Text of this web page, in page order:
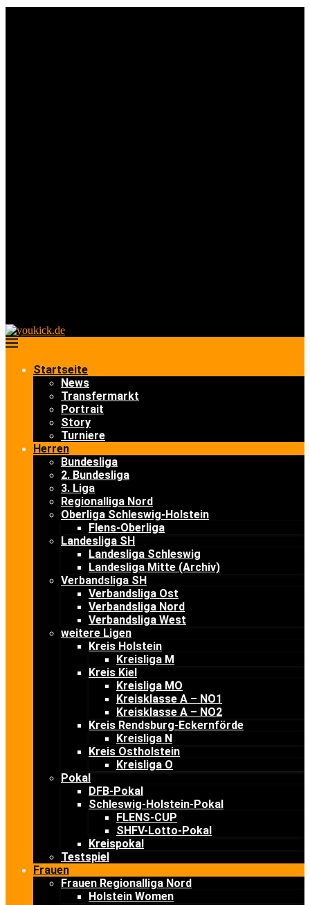
Startseite
News
Transfermarkt
Portrait
Story
Turniere
Herren
Bundesliga
2. Bundesliga
3. Liga
Regionalliga Nord
Oberliga Schleswig-Holstein
Flens-Oberliga
Landesliga SH
Landesliga Schleswig
Landesliga Mitte (Archiv)
Verbandsliga SH
Verbandsliga Ost
Verbandsliga Nord
Verbandsliga West
weitere Ligen
Kreis Holstein
Kreisliga M
Kreis Kiel
Kreisliga MO
Kreisklasse A – NO1
Kreisklasse A – NO2
Kreis Rendsburg-Eckernförde
Kreisliga N
Kreis Ostholstein
Kreisliga O
Pokal
DFB-Pokal
Schleswig-Holstein-Pokal
FLENS-CUP
SHFV-Lotto-Pokal
Kreispokal
Testspiel
Frauen
Frauen Regionalliga Nord
Holstein Women